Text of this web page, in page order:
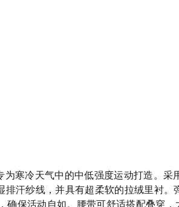
寒冷天气中的中低强度运动打造。采
汗纱线，并具有超柔软的拉绒里衬。
确保活动自如。腰带可舒适搭配叠穿，